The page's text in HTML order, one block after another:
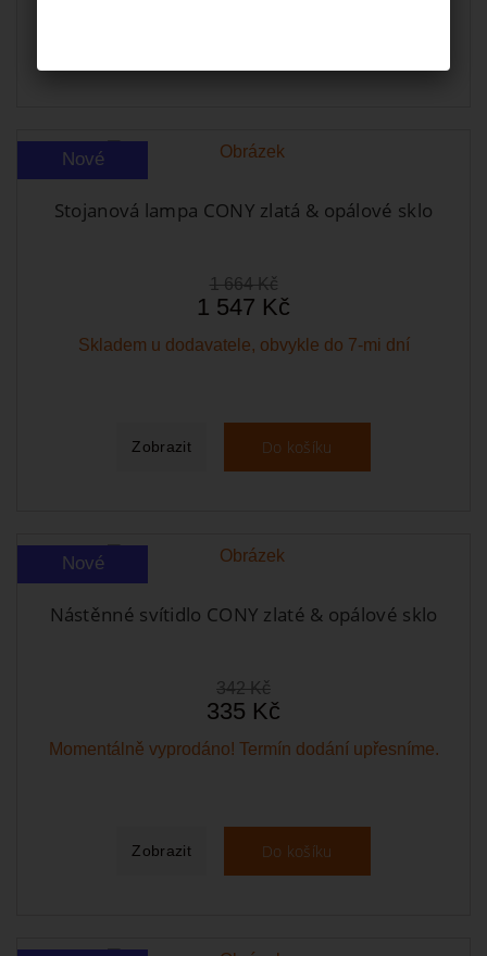
Nové
Stojanová lampa CONY zlatá & opálové sklo
1 664 Kč
1 547 Kč
Skladem u dodavatele, obvykle do 7-mi dní
Zobrazit Do košíku
Nové
Nástěnné svítidlo CONY zlaté & opálové sklo
342 Kč
335 Kč
Momentálně vyprodáno! Termín dodání upřesníme.
Zobrazit Do košíku